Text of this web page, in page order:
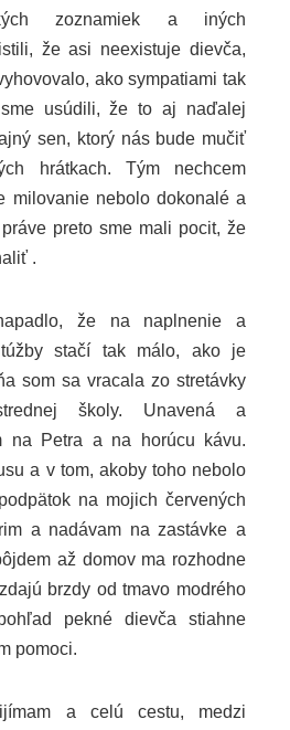
zoznamiek a iných
že asi neexistuje dievča,
ako sympatiami tak
usúdili, že to aj naďalej
sen, ktorý nás bude mučiť
hrátkach. Tým nechcem
milovanie nebolo dokonalé a
preto sme mali pocit, že
.
že na naplnenie a
túžby stačí tak málo, ako je
som sa vracala zo stretávky
školy. Unavená a
na Petra a na horúcu kávu.
a v tom, akoby toho nebolo
na mojich červených
a nadávam na zastávke a
až domov ma rozhodne
brzdy od tmavo modrého
pekné dievča stiahne
pomoci.
a celú cestu, medzi